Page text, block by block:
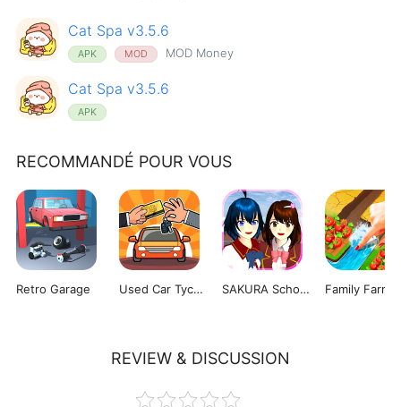
Cat Spa v3.5.6
APK MOD MOD Money
Cat Spa v3.5.6
APK
RECOMMANDÉ POUR VOUS
Retro Garage Used Car Tycoon Game SAKURA School Simulator
REVIEW & DISCUSSION